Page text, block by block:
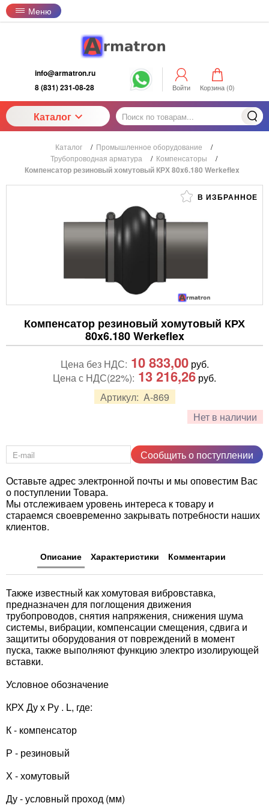
Меню
info@armatron.ru
8 (831) 231-08-28
Войти Корзина (0)
Каталог
Каталог / Промышленное оборудование
/
Трубопроводная арматура
/ Компенсаторы /
Компенсатор резиновый хомутовый КРХ 80x6.180 Werkeflex
В ИЗБРАННОЕ
Компенсатор резиновый хомутовый КРХ
80x6.180 Werkeflex
Артикул: A-869
Нет в наличии
Цена без НДС: 10 833,00руб.
Цена с НДС(22%): 13 216,26 руб.
Сообщить о поступлении
Оставьте адрес электронной почты и мы оповестим Вас
о поступлении Товара.
Мы отслеживаем уровень интереса к товару и
стараемся своевременно закрывать потребности наших
клиентов.
Описание Характеристики Комментарии
Также известный как хомутовая вибровставка,
предназначен для поглощения движения
трубопроводов, снятия напряжения, снижения шума
системы, вибрации, компенсации смещения, сдвига и
защититы оборудования от повреждений в момент
пуска, также выполняют функцию электро изолирующей
вставки.
Условное обозначение
КРХ Ду х Ру . L, где:
К - компенсатор
Р - резиновый
Х - хомутовый
Ду - условный проход (мм)